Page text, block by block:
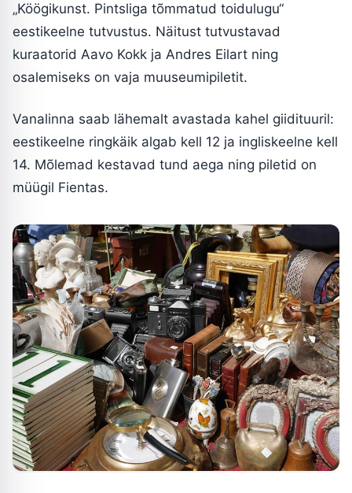
„Köögikunst. Pintsliga tõmmatud toidulugu“
eestikeelne tutvustus. Näitust tutvustavad
kuraatorid Aavo Kokk ja Andres Eilart ning
osalemiseks on vaja muuseumipiletit.
Vanalinna saab lähemalt avastada kahel giidituuril:
eestikeelne ringkäik algab kell 12 ja ingliskeelne kell
14. Mõlemad kestavad tund aega ning piletid on
müügil Fientas.